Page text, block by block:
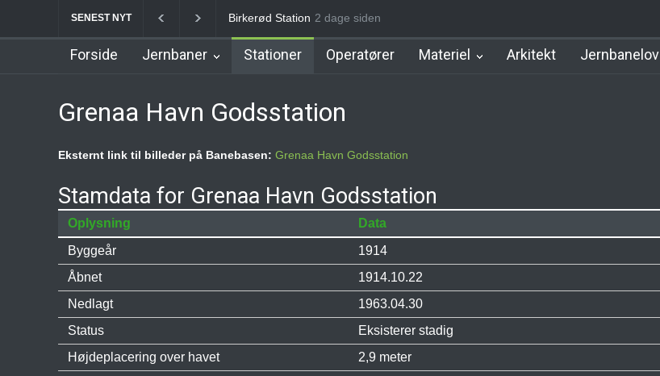
SENEST NYT Allerød Station Favrholm Station
2 dage siden
Forside Jernbaner Stationer Operatører Materiel Arkitekt Jernbanelov
Grenaa Havn Godsstation
Eksternt link til billeder på Banebasen: Grenaa Havn Godsstation
Stamdata for Grenaa Havn Godsstation
Oplysning
Data
Byggeår
1914
Åbnet
1914.10.22
Nedlagt
1963.04.30
Status
Eksisterer stadig
Højdeplacering over havet
2,9 meter